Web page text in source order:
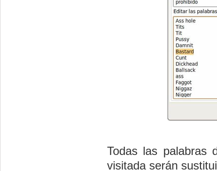
Todas las palabras
visitada serán